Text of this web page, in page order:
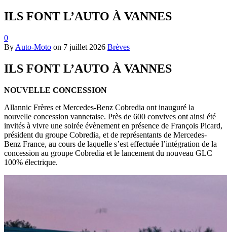
ILS FONT L’AUTO À VANNES
0
By Auto-Moto on 7 juillet 2026 Brèves
ILS FONT L’AUTO À VANNES
NOUVELLE CONCESSION
Allannic Frères et Mercedes-Benz Cobredia ont inauguré la
nouvelle concession vannetaise. Près de 600 convives ont ainsi été
invités à vivre une soirée évènement en présence de François Picard,
président du groupe Cobredia, et de représentants de Mercedes-
Benz France, au cours de laquelle s’est effectuée l’intégration de la
concession au groupe Cobredia et le lancement du nouveau GLC
100% électrique.